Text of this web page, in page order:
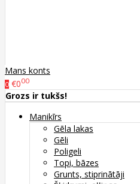
Mans konts
0 €000
Grozs ir tukšs!
Manikīrs
Gēla lakas
Gēli
Poligeli
Topi, bāzes
Grunts, stiprinātāji